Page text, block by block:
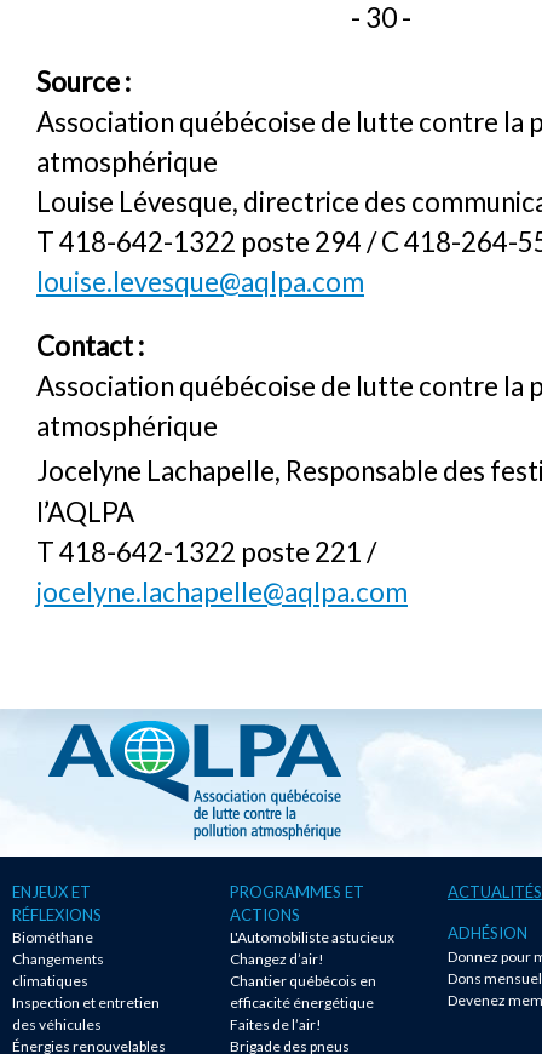
- 30 -
Source :
Association québécoise de lutte contre la
atmosphérique
Louise Lévesque, directrice des
T 418-642-1322 poste 294 / C 418-264-
louise.levesque@aqlpa.com
Contact :
Association québécoise de lutte contre la
atmosphérique
Jocelyne Lachapelle, Responsable des
l’AQLPA
T 418-642-1322 poste 221 /
jocelyne.lachapelle@aqlpa.com
ENJEUX ET
RÉFLEXIONS
Biométhane
Changements
climatiques
Inspection et entretien
des véhicules
Énergies renouvelables
PROGRAMMES ET
ACTIONS
L'Automobiliste astucieux
Changez d’air!
Chantier québécois en
efficacité énergétique
Faites de l’air!
Brigade des pneus
ACTUALITÉS
ADHÉSION
Donnez pour
Dons
Devenez